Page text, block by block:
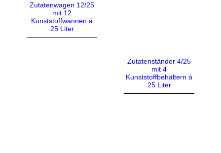
Zutatenwagen 12/25
mit 12
Kunststoffwannen á
25 Liter
Zutatenständer 4/25
mit 4
Kunststoffbehältern á
25 Liter